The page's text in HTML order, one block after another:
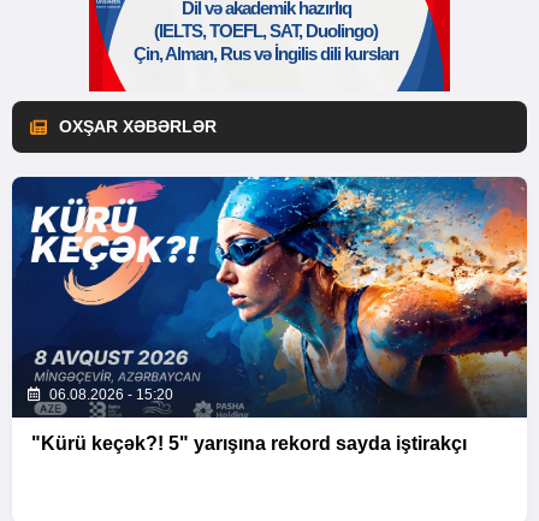
OXŞAR XƏBƏRLƏR
06.08.2026 - 15:20
"Kürü keçək?! 5" yarışına rekord sayda iştirakçı